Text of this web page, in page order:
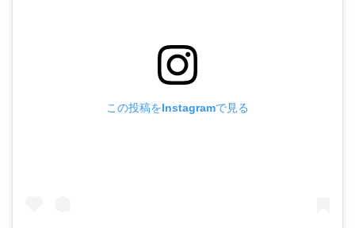
この投稿をInstagramで見る